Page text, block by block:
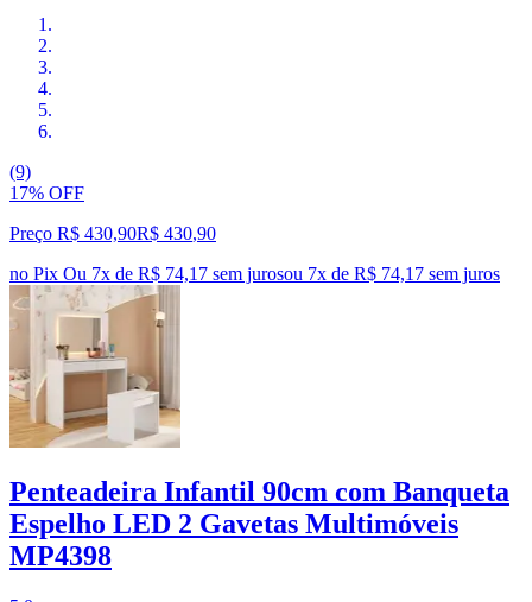
(9)
17% OFF
Preço R$ 430,90R$ 430,90
no Pix Ou 7x de R$ 74,17 sem jurosou 7x de R$ 74,17 sem juros
Penteadeira Infantil 90cm com Banqueta
Espelho LED 2 Gavetas Multimóveis
MP4398